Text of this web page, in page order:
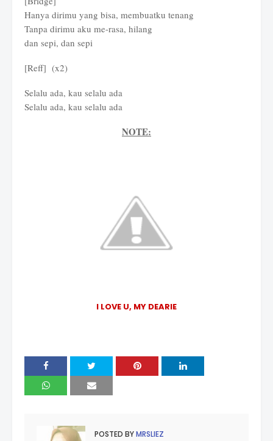
Hanya dirimu yang bisa, membuatku tenang
Tanpa dirimu aku me-rasa, hilang
dan sepi, dan sepi
[Reff] (x2)
Selalu ada, kau selalu ada
Selalu ada, kau selalu ada
NOTE:
I LOVE U, MY DEARIE
POSTED BYMRSLIEZ